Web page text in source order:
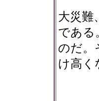
大災難
である
のだ。
け高く